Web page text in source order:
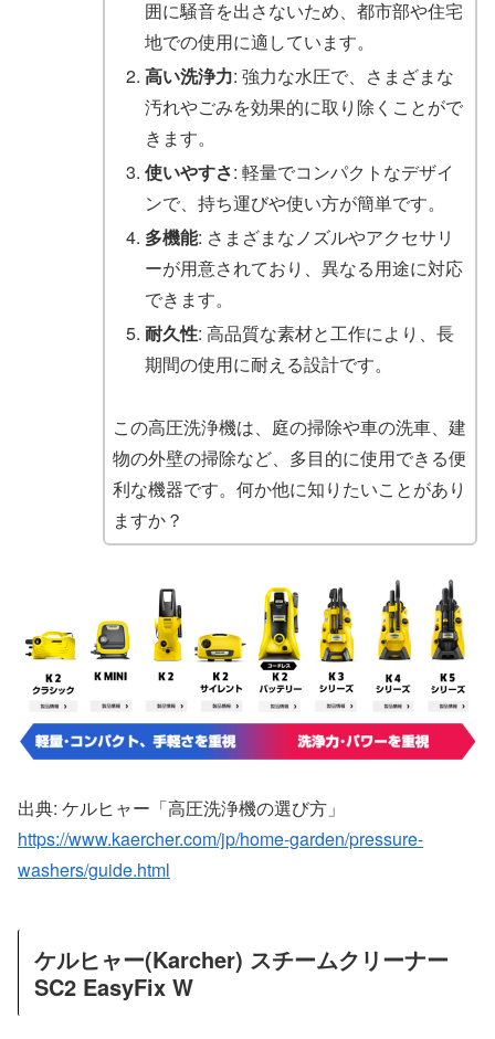
囲に騒音を出さないため、都市部や住宅
地での使用に適しています。
高い洗浄力: 強力な水圧で、さまざまな
汚れやごみを効果的に取り除くことがで
きます。
使いやすさ: 軽量でコンパクトなデザイ
ンで、持ち運びや使い方が簡単です。
多機能: さまざまなノズルやアクセサリ
ーが用意されており、異なる用途に対応
できます。
耐久性: 高品質な素材と工作により、長
期間の使用に耐える設計です。
この高圧洗浄機は、庭の掃除や車の洗車、建
物の外壁の掃除など、多目的に使用できる便
利な機器です。何か他に知りたいことがあり
ますか？
出典: ケルヒャー「高圧洗浄機の選び方」
https://www.kaercher.com/jp/home-garden/pressure-
washers/guide.html
ケルヒャー(Karcher) スチームクリーナー
SC2 EasyFix W